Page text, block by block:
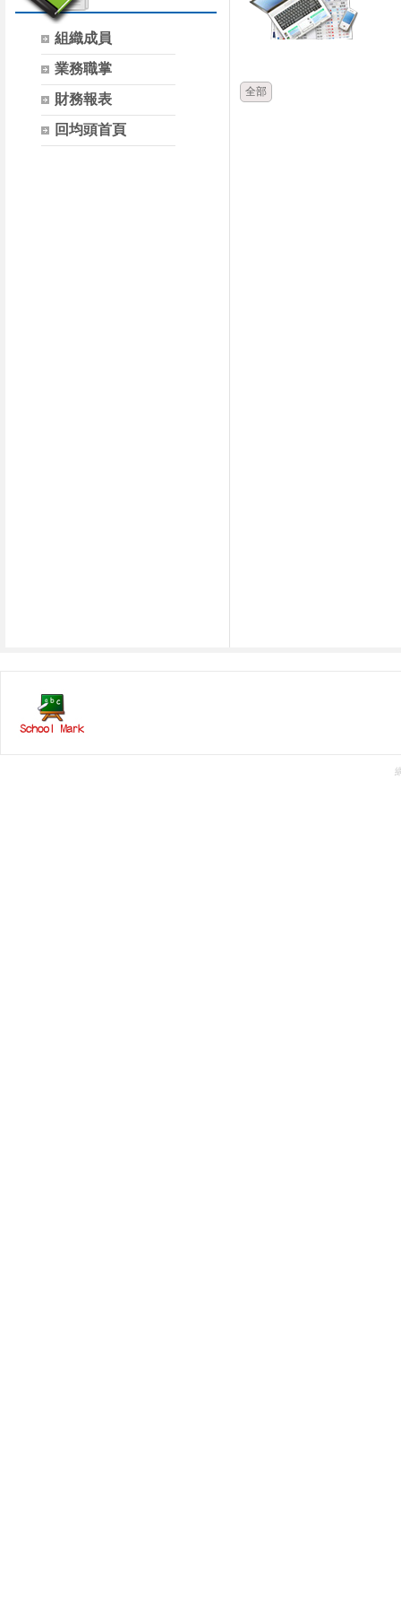
組織成員
業務職掌
財務報表
回均頭首頁
全部